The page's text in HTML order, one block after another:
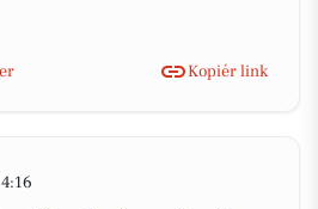
Kopiér link